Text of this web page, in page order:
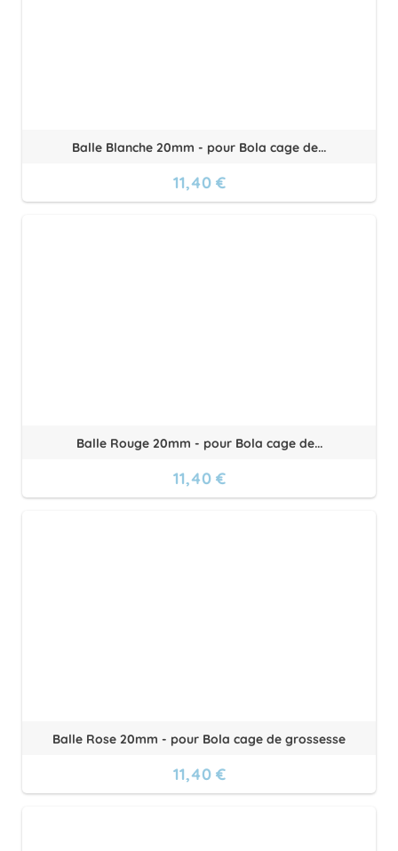
Balle Blanche 20mm - pour Bola cage de...
11,40 €
Balle Rouge 20mm - pour Bola cage de...
11,40 €
Balle Rose 20mm - pour Bola cage de grossesse
11,40 €